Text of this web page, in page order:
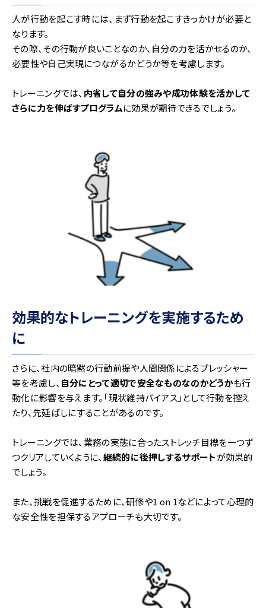
人が行動を起こす時には、まず行動を起こすきっかけが必要と
なります。
その際、その行動が良いことなのか、自分の力を活かせるのか、
必要性や自己実現につながるかどうか等を考慮します。
トレーニングでは、 内省して自分の強みや成功体験を活かして
さらに力を伸ばすプログラムに効果が期待できるでしょう。
効果的なトレーニングを実施するため
に
さらに、社内の暗黙の行動前提や人間関係によるプレッシャー
等を考慮し、 自分にとって適切で安全なものなのかどうかも行
動化に影響を与えます。「現状維持バイアス」として行動を控え
たり、先延ばしにすることがあるのです。
トレーニングでは、業務の実態に合ったストレッチ目標を一つず
つクリアしていくように、 継続的に後押しするサポートが効果的
でしょう。
また、挑戦を促進するために、研修や1 on 1などによって心理的
な安全性を担保するアプローチも大切です。